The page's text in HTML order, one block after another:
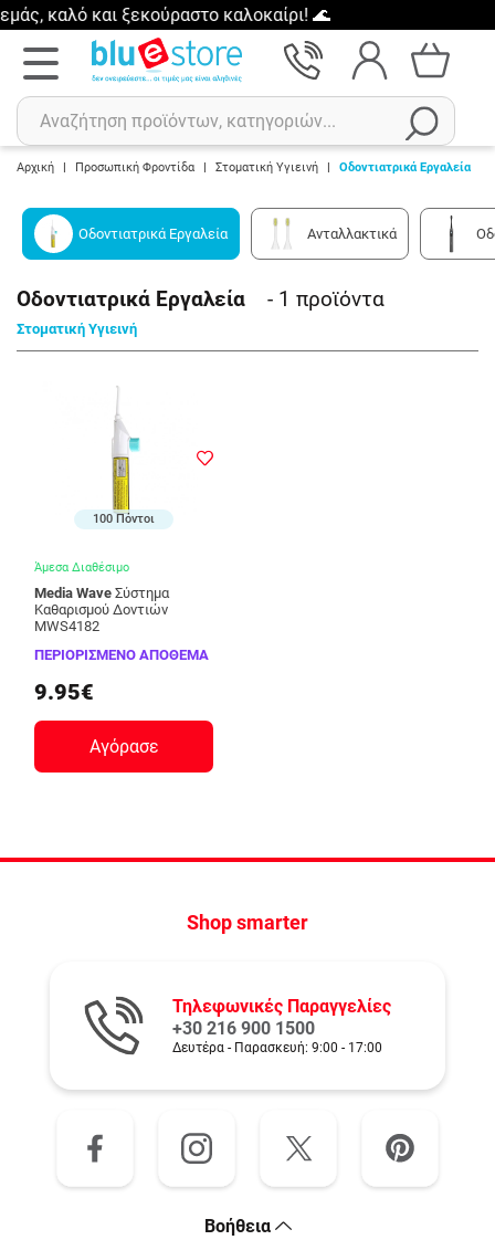
καλό και ξεκούραστο καλοκαίρι! 🌊
Πρόσφατες αναζητήσεις :
Δεν έχετε πρόσφατες αναζητήσεις..
Αρχική | Προσωπική Φροντίδα | Στοματική Υγιεινή | Οδοντιατρικά Εργαλεία
Οδοντιατρικά Εργαλεία Ανταλλακτικά
Οδοντιατρικά Εργαλεία - 1 προϊόντα
Στοματική Υγιεινή
100 Πόντοι
Άμεσα Διαθέσιμο
Media Wave
Καθαρισμού Δοντιών
MWS4182
ΠΕΡΙΟΡΙΣΜΕΝΟ ΑΠΟΘΕΜΑ
9.95€
Αγόρασε
Shop smarter
Bοήθεια
Τηλεφωνικές Παραγγελίες
+30 216 900 1500
Δευτέρα - Παρασκευή: 9:00 - 17:00